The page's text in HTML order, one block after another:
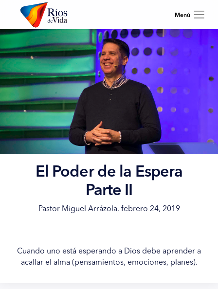
El Poder de la Espera
Parte II
Pastor Miguel Arrázola. febrero 24, 2019
Cuando uno está esperando a Dios debe aprender a
acallar el alma (pensamientos, emociones, planes).